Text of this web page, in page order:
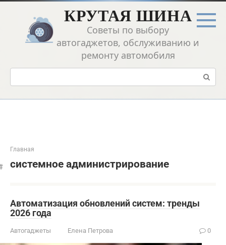
Перейти
контенту
КРУТАЯ ШИНА
Советы по выбору
автогаджетов, обслуживанию и
ремонту автомобиля
Поиск:
Главная
системное администрирование
Автоматизация обновлений систем: тренды
2026 года
Автогаджеты Елена Петрова 0